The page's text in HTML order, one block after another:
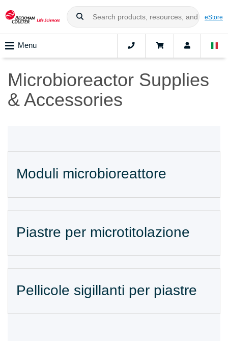
eStore
Menu
Microbioreactor Supplies
& Accessories
Moduli microbioreattore
Piastre per microtitolazione
Pellicole sigillanti per piastre